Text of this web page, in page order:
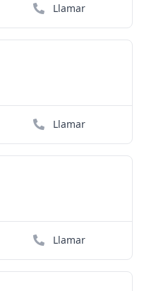
Llamar
Llamar
Llamar